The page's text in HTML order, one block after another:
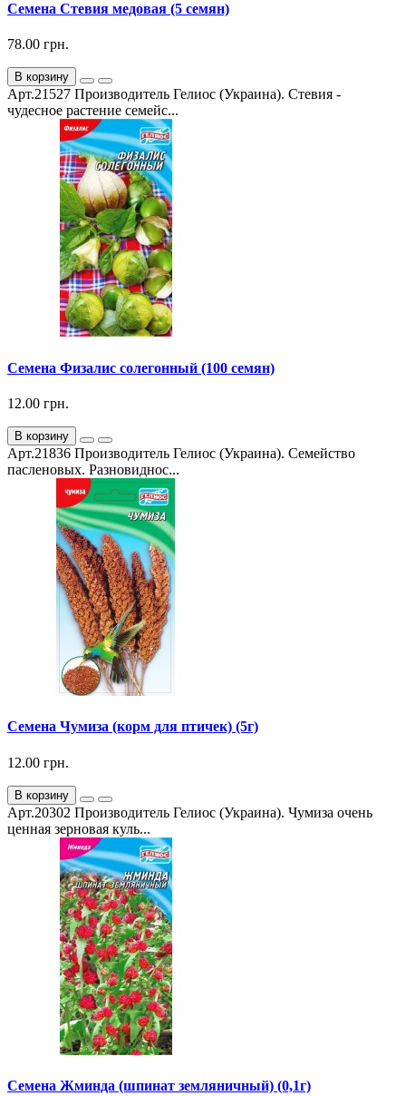
Семена Стевия медовая (5 семян)
78.00 грн.
В корзину
Арт.21527 Производитель Гелиос (Украина). Стевия -
чудесное растение семейс...
Семена Физалис солегонный (100 семян)
12.00 грн.
В корзину
Арт.21836 Производитель Гелиос (Украина). Семейство
пасленовых. Разновиднос...
Семена Чумиза (корм для птичек) (5г)
12.00 грн.
В корзину
Арт.20302 Производитель Гелиос (Украина). Чумиза очень
ценная зерновая куль...
Семена Жминда (шпинат земляничный) (0,1г)